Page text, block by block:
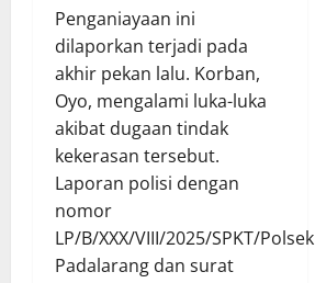
Penganiayaan ini
dilaporkan terjadi pada
akhir pekan lalu. Korban,
Oyo, mengalami luka-luka
akibat dugaan tindak
kekerasan tersebut.
Laporan polisi dengan
nomor
LP/B/XXX/VIII/2025/SPKT/Polsek
Padalarang dan surat